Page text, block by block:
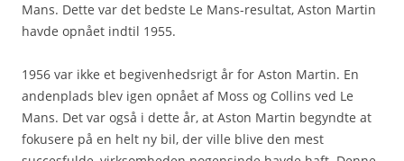
Mans. Dette var det bedste Le Mans-resultat, Aston Martin
havde opnået indtil 1955.
1956 var ikke et begivenhedsrigt år for Aston Martin. En
andenplads blev igen opnået af Moss og Collins ved Le
Mans. Det var også i dette år, at Aston Martin begyndte at
fokusere på en helt ny bil, der ville blive den mest